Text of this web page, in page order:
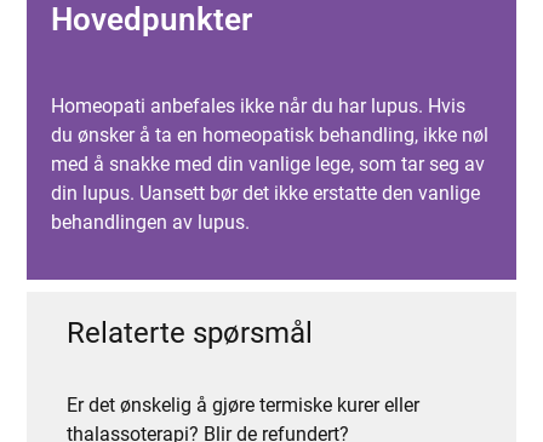
Hovedpunkter
Homeopati anbefales ikke når du har lupus. Hvis
du ønsker å ta en homeopatisk behandling, ikke nøl
med å snakke med din vanlige lege, som tar seg av
din lupus. Uansett bør det ikke erstatte den vanlige
behandlingen av lupus.
Relaterte spørsmål
Er det ønskelig å gjøre termiske kurer eller
thalassoterapi? Blir de refundert?